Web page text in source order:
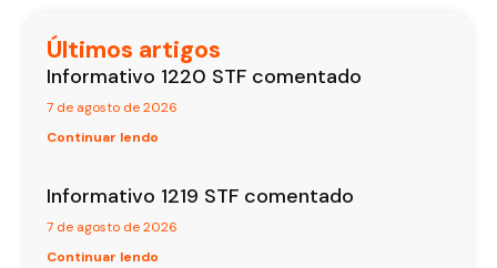
Últimos artigos
Informativo 1220 STF comentado
7 de agosto de 2026
Continuar lendo
Informativo 1219 STF comentado
7 de agosto de 2026
Continuar lendo